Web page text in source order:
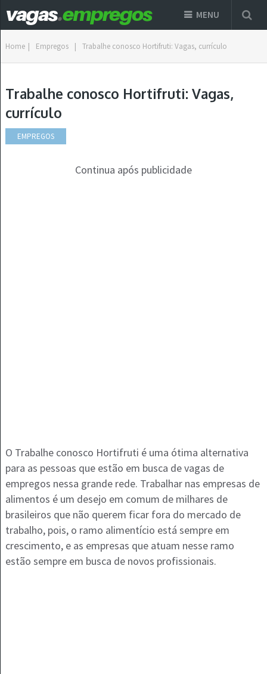
MENU
Home | Empregos | Trabalhe conosco Hortifruti: Vagas, currículo
Trabalhe conosco Hortifruti: Vagas,
currículo
EMPREGOS
Continua após publicidade
O Trabalhe conosco Hortifruti é uma ótima alternativa
para as pessoas que estão em busca de vagas de
empregos nessa grande rede. Trabalhar nas empresas de
alimentos é um desejo em comum de milhares de
brasileiros que não querem ficar fora do mercado de
trabalho, pois, o ramo alimentício está sempre em
crescimento, e as empresas que atuam nesse ramo
estão sempre em busca de novos profissionais.